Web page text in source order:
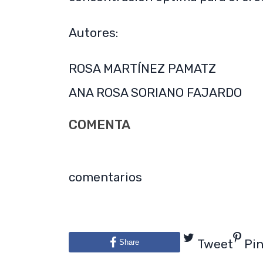
Autores:
ROSA MARTÍNEZ PAMATZ
ANA ROSA SORIANO FAJARDO
COMENTA
comentarios
Share Tweet Pin